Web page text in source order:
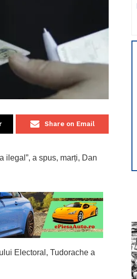
Share on Email
ilegal”, a spus, marți, Dan
Electoral, Tudorache a